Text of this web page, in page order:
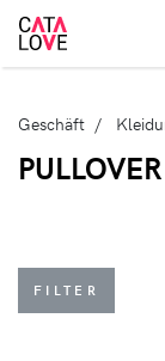
Geschäft
FILTER